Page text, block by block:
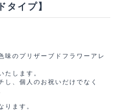
タイプ】
味のプリザーブドフラワーアレ
たします。
し、個人のお祝いだけでなく
ります。